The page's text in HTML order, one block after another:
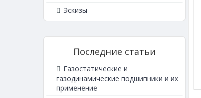
Эскизы
Последние статьи
Газостатические и
газодинамические подшипники и их
применение